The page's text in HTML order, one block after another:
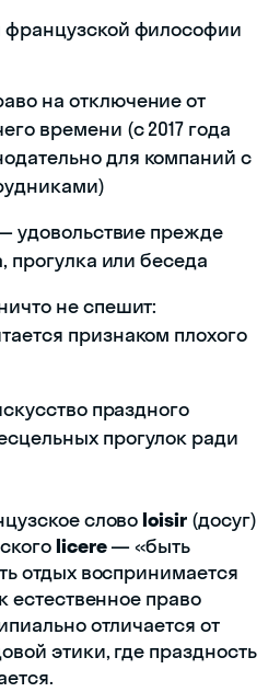
философии
на отключение от
времени (с 2017 года
для компаний с
удовольствие прежде
прогулка или беседа
не спешит:
признаком плохого
праздного
прогулок ради
словоloisir (досуг)
licere— «быть
отдых воспринимается
естественное право
отличается от
этики, где праздность